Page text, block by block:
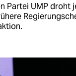
Partei UMP droht